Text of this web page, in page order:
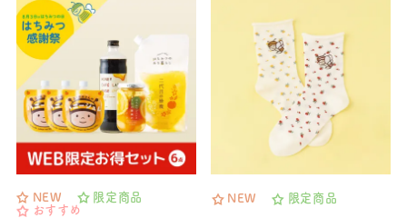
NEW
限定商品
おすすめ
NEW 限定商品